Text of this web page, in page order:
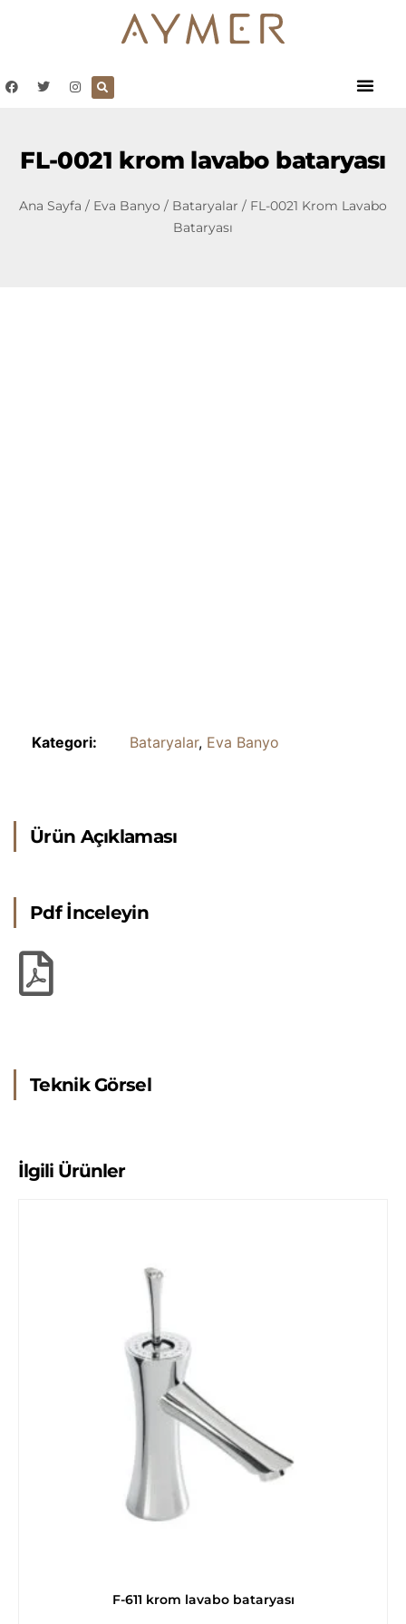
FL-0021 krom lavabo bataryası
Ana Sayfa / Eva Banyo / Bataryalar / FL-0021 Krom Lavabo
Bataryası
Kategori: Bataryalar, Eva Banyo
Ürün Açıklaması
Pdf İnceleyin
Teknik Görsel
İlgili Ürünler
F-611 krom lavabo bataryası